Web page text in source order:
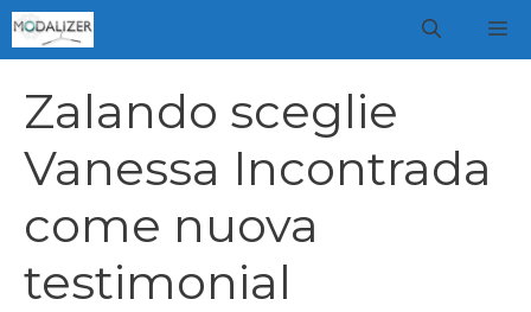
Vai
al
Zalando sceglie
Vanessa Incontrada
come nuova
testimonial